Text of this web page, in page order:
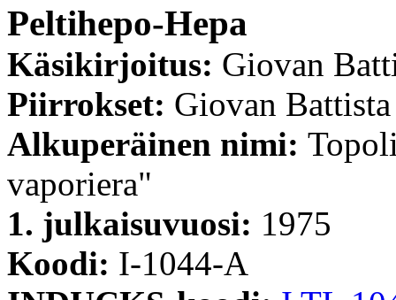
Peltihepo-Hepa
Käsikirjoitus: Giovan
Piirrokset: Giovan
Alkuperäinen nimi:
vaporiera"
1. julkaisuvuosi: 1975
Koodi: I-1044-A